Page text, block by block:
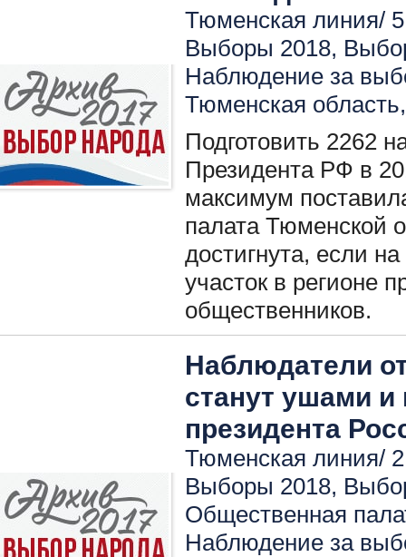
Тюменская линия/
Выборы 2018,
Наблюдение за
Тюменская область
Подготовить 2262
Президента РФ в
максимум
палата Тюменской
достигнута, если
участок в регионе
общественников.
Наблюдатели
станут ушами
президента
Тюменская линия/
Выборы 2018,
Общественная
Наблюдение за